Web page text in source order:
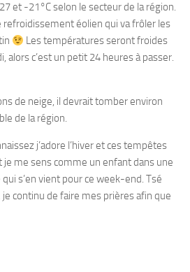
et -21°C selon le secteur de la région.
refroidissement éolien qui va frôler les
Les températures seront froides
alors c’est un petit 24 heures à passer.
de neige, il devrait tomber environ
de la région.
j’adore l’hiver et ces tempêtes
me sens comme un enfant dans une
s’en vient pour ce week-end. Tsé
continu de faire mes prières afin que